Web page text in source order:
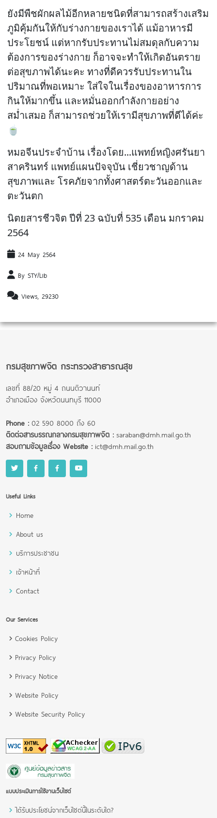
ยังมีพืชผักผลไม้อีกหลายชนิดที่สามารถสร้างเสริม
ภูมิคุ้มกันให้กับร่างกายของเราได้ แม้อาหารมี
ประโยชน์ แต่หากรับประทานไม่สมดุลกับความ
ต้องการของร่างกาย ก็อาจจะทำให้เกิดอันตราย
ต่อสุขภาพได้นะคะ ทางที่ดีควรรับประทานใน
ปริมาณที่พอเหมาะ ใส่ใจในเรื่องของอาหารการ
กินให้มากขึ้น และหมั่นออกกำลังกายอย่าง
สม่ำเสมอ ก็สามารถช่วยให้เรามีสุขภาพที่ดีได้ค่ะ
🍵
หมอจีนประจำบ้าน เรื่องโดย...แพทย์หญิงศรันยา
สาครินทร์ แพทย์แผนปัจจุบัน เชี่ยวชาญด้าน
สุขภาพและ โรคภัยจากทั้งศาสตร์ตะวันออกและ
ตะวันตก
นิตยสารชีวจิต ปีที่ 23 ฉบับที่ 535 เดือน มกราคม
2564
24 May 2564
By STY/Lib
Views, 29230
กรมสุขภาพจิต กระทรวงสาธารณสุข
เลขที่ 88/20 หมู่ 4 ถนนติวานนท์
อำเภอเมือง จังหวัดนนทบุรี 11000
Phone :02 590 8000 ถึง 60
ติดต่อสารบรรณกลางกรมสุขภาพจิต :saraban@dmh.mail.go.th
สอบถามข้อมูลเรื่อง Website :ict@dmh.mail.go.th
Useful Links
Home
About us
บริการประชาชน
เจ้าหน้าที่
Contact
Our Services
Cookies Policy
Privacy Policy
Privacy Notice
Website Policy
Website Security Policy
แบบประเมินการใช้งานเว็บไซต์
ได้รับประโยชน์จากเว็บไซต์นี้ในระดับใด?